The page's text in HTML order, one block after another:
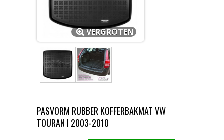
VERGROTEN
PASVORM RUBBER KOFFERBAKMAT VW
TOURAN I 2003-2010